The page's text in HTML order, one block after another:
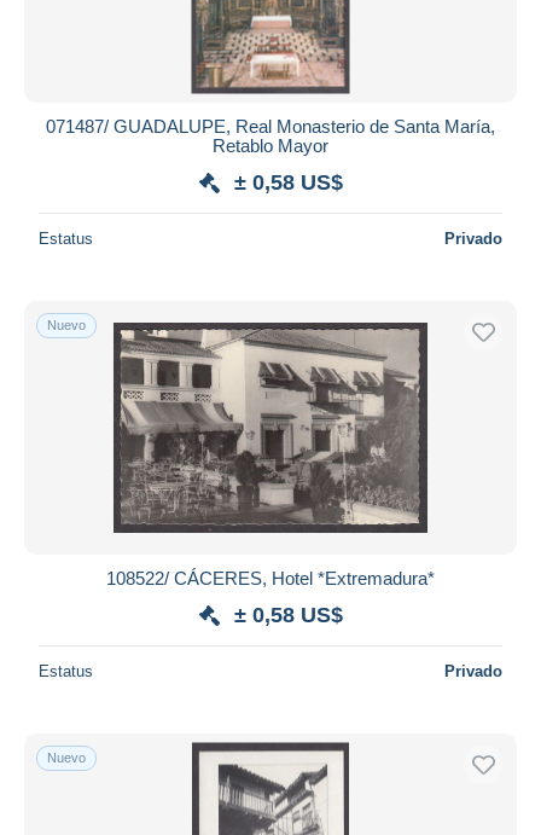
071487/ GUADALUPE, Real Monasterio de Santa María,
Retablo Mayor
± 0,58 US$
Estatus Privado
Nuevo
108522/ CÁCERES, Hotel *Extremadura*
± 0,58 US$
Estatus Privado
Nuevo